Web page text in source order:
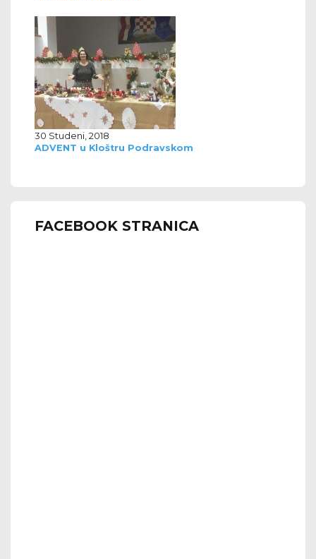
30 Studeni, 2018
ADVENT u Kloštru Podravskom
FACEBOOK STRANICA